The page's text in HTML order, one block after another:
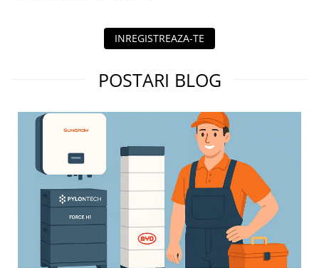
INREGISTREAZA-TE
POSTARI BLOG